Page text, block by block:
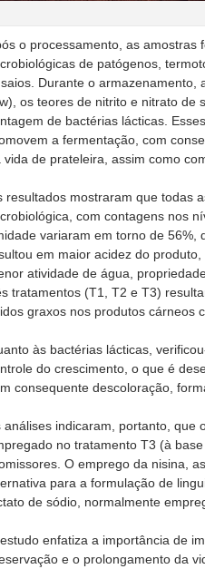
o processamento, as amostras
de patógenos,
Durante o armazenamento,
os teores de nitrito e nitrato de
de bactérias lácticas.
a fermentação, com
vida de prateleira, assim como
resultados mostraram que todas
com contagens nos
variaram em torno de 56%,
em maior acidez do
atividade de água,
tratamentos (T1, T2 e T3)
graxos nos produtos cárneos
às bactérias lácticas,
do crescimento, o que é
consequente descoloração,
análises indicaram, portanto, que
no tratamento T3 (à
O emprego da nisina,
para a formulação de
de sódio, normalmente
enfatiza a importância de
e o prolongamento da